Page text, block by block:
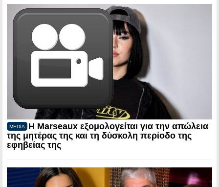
MEDIA
Η Marseaux εξομολογείται για την απώλεια
της μητέρας της και τη δύσκολη περίοδο της
εφηβείας της